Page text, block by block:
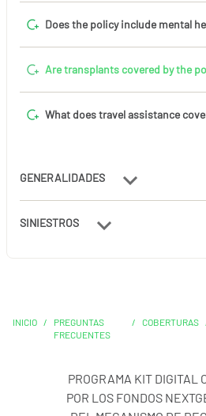
Does the policy include mental
Are transplants covered by the
What does travel assistance
GENERALIDADES
SINIESTROS
INICIO /
PREGUNTAS
FRECUENTES
/ COBERTURAS
PROGRAMA KIT DIGITAL
POR LOS FONDOS